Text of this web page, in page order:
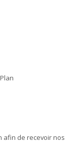
afin de recevoir nos